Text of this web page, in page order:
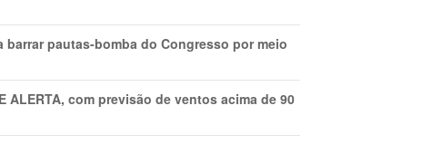
barrar pautas-bomba do Congresso por meio
ALERTA, com previsão de ventos acima de 90